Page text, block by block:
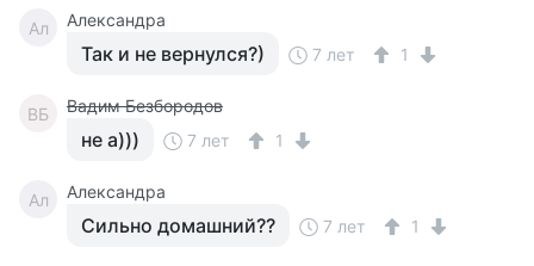
Ал Александра
Так и не вернулся?) 7 лет 1
ВБ Вадим Безбородов
не а))) 7 лет 1
Ал Александра
Сильно домашний?? 7 лет 1